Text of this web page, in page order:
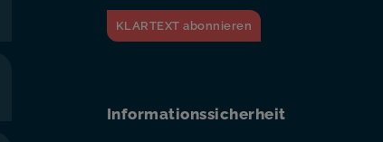
KLARTEXT abonnieren
Informationssicherheit